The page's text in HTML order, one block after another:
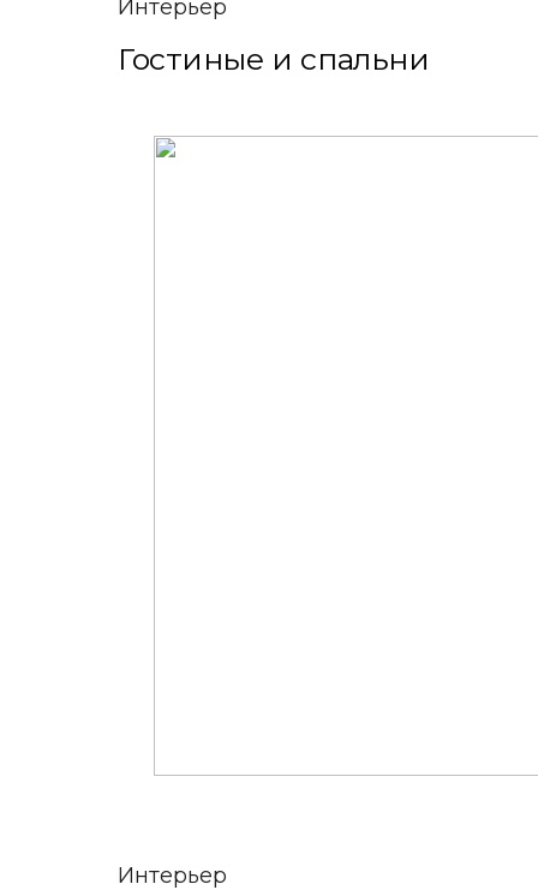
Интерьер
Гостиные и спальни
Интерьер